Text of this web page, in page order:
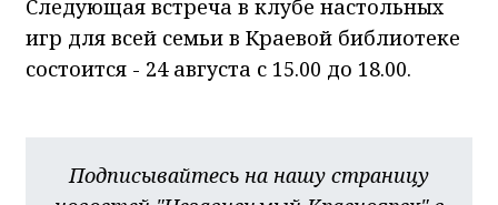
Следующая встреча в клубе настольных
игр для всей семьи в Краевой библиотеке
состоится - 24 августа с 15.00 до 18.00.
Подписывайтесь на нашу страницу